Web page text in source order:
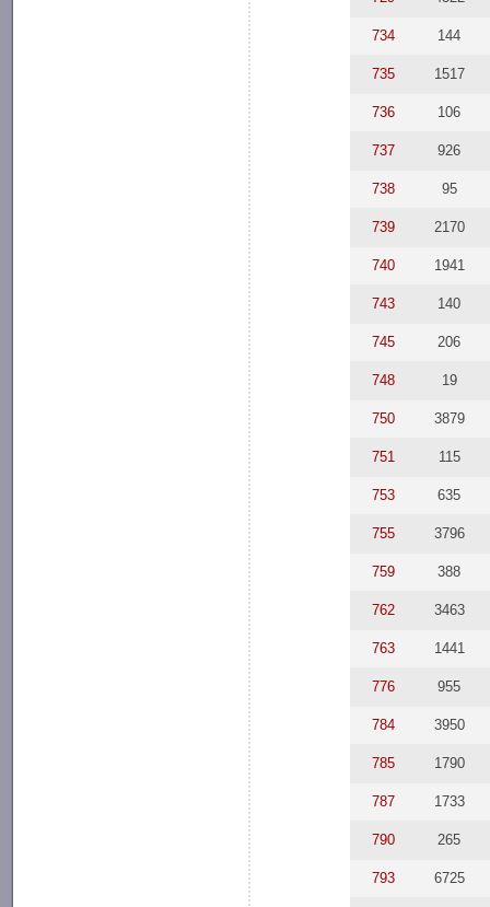
734 144
735 1517
736 106
737 926
738 95
739 2170
740 1941
743 140
745 206
748 19
750 3879
751 115
753 635
755 3796
759 388
762 3463
763 1441
776 955
784 3950
785 1790
787 1733
790 265
793 6725